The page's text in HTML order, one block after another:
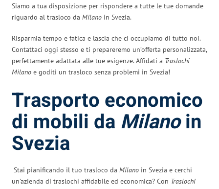
Siamo a tua disposizione per rispondere a tutte le tue domande
riguardo al trasloco da Milano in Svezia.
Risparmia tempo e fatica e lascia che ci occupiamo di tutto noi.
Contattaci oggi stesso e ti prepareremo un’offerta personalizzata,
perfettamente adattata alle tue esigenze. Affidati a Traslochi
Milano e goditi un trasloco senza problemi in Svezia!
Trasporto economico
di mobili da Milanoin
Svezia
Stai pianificando il tuo trasloco da Milano in Svezia e cerchi
un’azienda di traslochi affidabile ed economica? Con Traslochi